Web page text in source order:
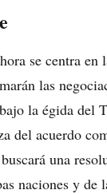
se centra en
las
la égida del
del acuerdo
una
naciones y de